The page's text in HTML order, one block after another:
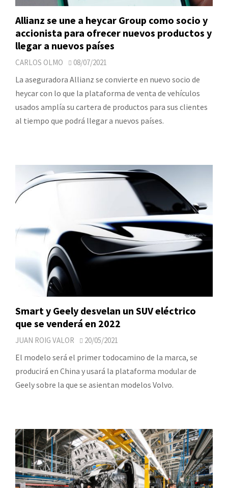
Allianz se une a heycar Group como socio y
accionista para ofrecer nuevos productos y
llegar a nuevos países
CARLOS OLMO 08/07/2021
La aseguradora Allianz se convierte en nuevo socio de
heycar con lo que la plataforma de venta de vehículos
usados amplía su cartera de productos para sus clientes
al tiempo que podrá llegar a nuevos países.
Smart y Geely desvelan un SUV eléctrico
que se venderá en 2022
JUAN ROIG VALOR 20/05/2021
El modelo será el primer todocamino de la marca, se
producirá en China y usará la plataforma modular de
Geely sobre la que se asientan modelos Volvo.